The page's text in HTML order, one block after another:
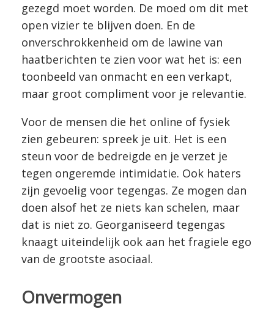
gezegd moet worden. De moed om dit met
open vizier te blijven doen. En de
onverschrokkenheid om de lawine van
haatberichten te zien voor wat het is: een
toonbeeld van onmacht en een verkapt,
maar groot compliment voor je relevantie.
Voor de mensen die het online of fysiek
zien gebeuren: spreek je uit. Het is een
steun voor de bedreigde en je verzet je
tegen ongeremde intimidatie. Ook haters
zijn gevoelig voor tegengas. Ze mogen dan
doen alsof het ze niets kan schelen, maar
dat is niet zo. Georganiseerd tegengas
knaagt uiteindelijk ook aan het fragiele ego
van de grootste asociaal.
Onvermogen